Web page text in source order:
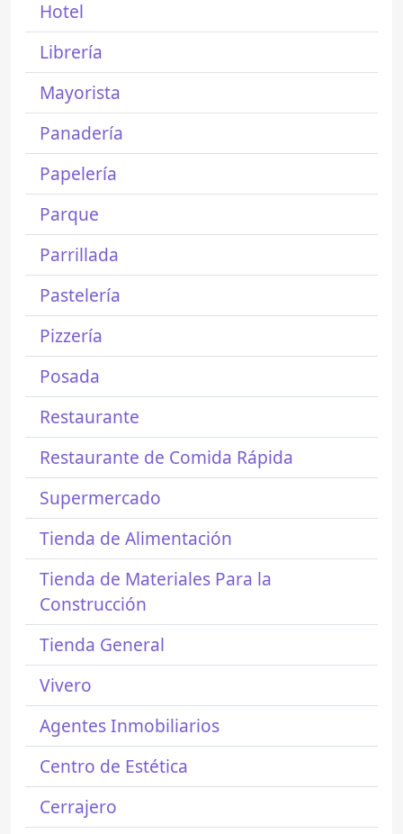
Hotel
Librería
Mayorista
Panadería
Papelería
Parque
Parrillada
Pastelería
Pizzería
Posada
Restaurante
Restaurante de Comida Rápida
Supermercado
Tienda de Alimentación
Tienda de Materiales Para la
Construcción
Tienda General
Vivero
Agentes Inmobiliarios
Centro de Estética
Cerrajero